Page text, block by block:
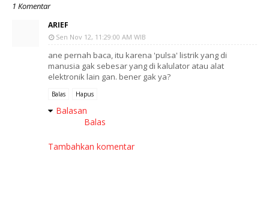
1 Komentar
ARIEF
Sen Nov 12, 11:29:00 AM WIB
ane pernah baca, itu karena 'pulsa' listrik yang di
manusia gak sebesar yang di kalulator atau alat
elektronik lain gan. bener gak ya?
Balas Hapus
Balasan
Balas
Tambahkan komentar